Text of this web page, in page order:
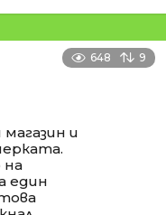
648 9
и
на
един